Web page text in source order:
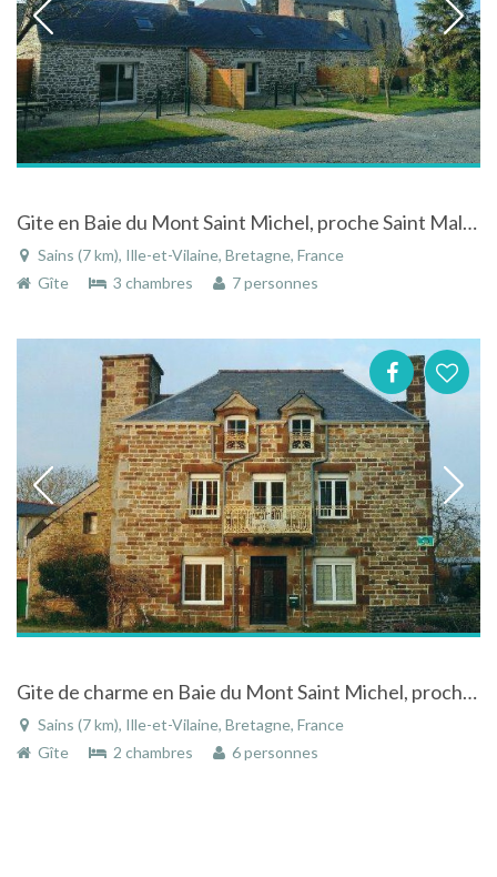
Gite en Baie du Mont Saint Michel, proche Saint Malo et Cancale
Sains (7 km), Ille-et-Vilaine, Bretagne, France
Gîte
3 chambres 7 personnes
Gite de charme en Baie du Mont Saint Michel, proche Saint Malo et Cancale
Sains (7 km), Ille-et-Vilaine, Bretagne, France
Gîte
2 chambres 6 personnes